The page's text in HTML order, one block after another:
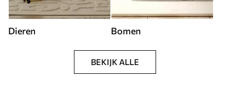
Dieren Bomen
BEKIJK ALLE